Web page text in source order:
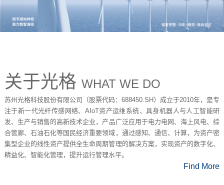
关于光格 WHAT WE DO
苏州光格科技股份有限公司（股票代码：688450.SH）成立于2010年，是专
注于新一代光纤传感网络、AIoT资产运维系统、具身机器人与人工智能研
发、生产与销售的高新技术企业 ，产品广泛应用于电力电网、海上风电、综
合管廊、石油石化等国民经济重要领域，通过感知、通信、计算，为资产密
集型企业的线性资产提供全生命周期管理的解决方案，实现资产的数字化、
精益化、智能化管理，提升运行管理水平。
Find More